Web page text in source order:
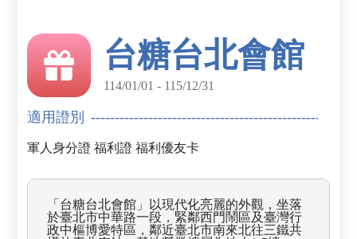
台糖台北會館
114/01/01 - 115/12/31
適用證別
軍人身分證 福利證 福利優友卡
「台糖台北會館」以現代化亮麗的外觀，坐落
於臺北市中華路一段，緊鄰西門鬧區及臺灣行
政中樞博愛特區，鄰近臺北市南來北往三鐵共